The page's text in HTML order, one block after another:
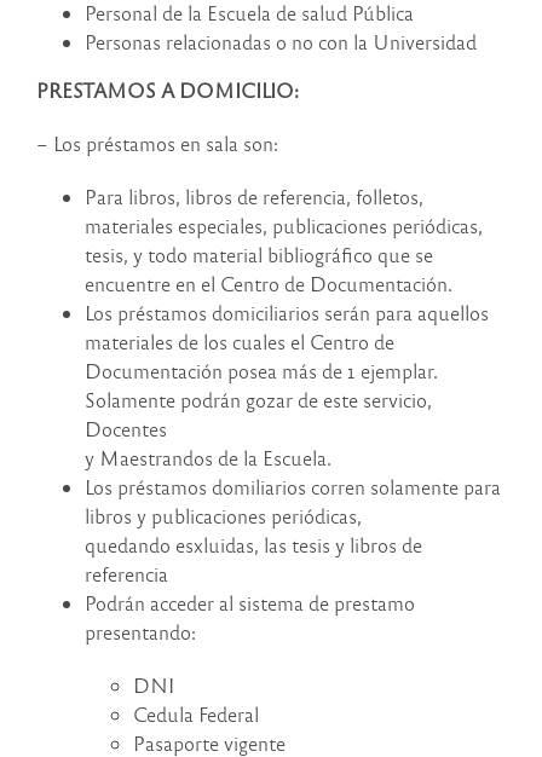
Personal de la Escuela de salud Pública
Personas relacionadas o no con la Universidad
PRESTAMOS A DOMICILIO:
– Los préstamos en sala son:
Para libros, libros de referencia, folletos,
materiales especiales, publicaciones periódicas,
tesis, y todo material bibliográfico que se
encuentre en el Centro de Documentación.
Los préstamos domiciliarios serán para aquellos
materiales de los cuales el Centro de
Documentación posea más de 1 ejemplar.
Solamente podrán gozar de este servicio,
Docentes
y Maestrandos de la Escuela.
Los préstamos domiliarios corren solamente para
libros y publicaciones periódicas,
quedando esxluidas, las tesis y libros de
referencia
Podrán acceder al sistema de prestamo
presentando:
DNI
Cedula Federal
Pasaporte vigente